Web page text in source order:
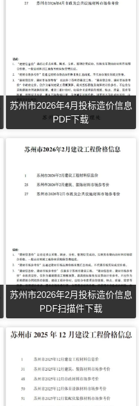
苏州市2026年4月投标造价信息
PDF下载
苏州市2026年2月投标造价信息
PDF扫描件下载